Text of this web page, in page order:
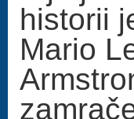
historii
Mario